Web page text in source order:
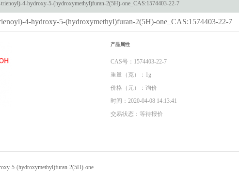
4-hydroxy-5-(hydroxymethyl)furan-2(5H)-one_CAS:1574403-22-7
4-hydroxy-5-(hydroxymethyl)furan-2(5H)-one_CAS:1574403-22-7
产品属性
CAS号：1574403-22-7
重量（克）：1g
价格（元）：询价
时间：2020-04-08 14:13:41
交易状态：等待报价
5-(hydroxymethyl)furan-2(5H)-one